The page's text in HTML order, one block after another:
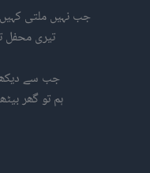
جب نہیں ملتی
تیری محفل
جب سے
ہم تو گھر